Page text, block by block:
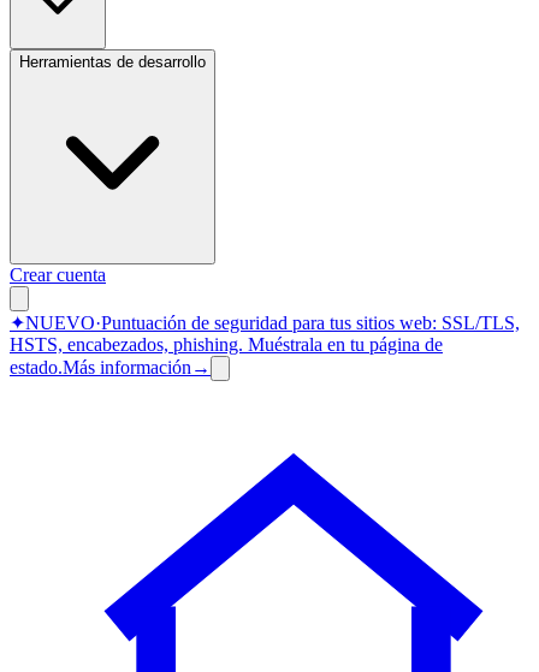
Herramientas de desarrollo
Crear cuenta
✦NUEVO·Puntuación de seguridad para tus sitios web: SSL/TLS,
HSTS, encabezados, phishing. Muéstrala en tu página de
estado.Más información →